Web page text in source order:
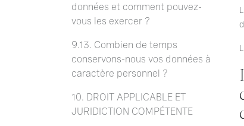
données et comment pouvez-
vous les exercer ?
9.13. Combien de temps
conservons-nous vos données à
caractère personnel ?
10. DROIT APPLICABLE ET
JURIDICTION COMPÉTENTE